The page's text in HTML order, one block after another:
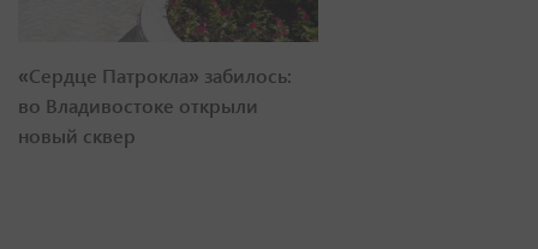
«Сердце Патрокла» забилось:
во Владивостоке открыли
новый сквер